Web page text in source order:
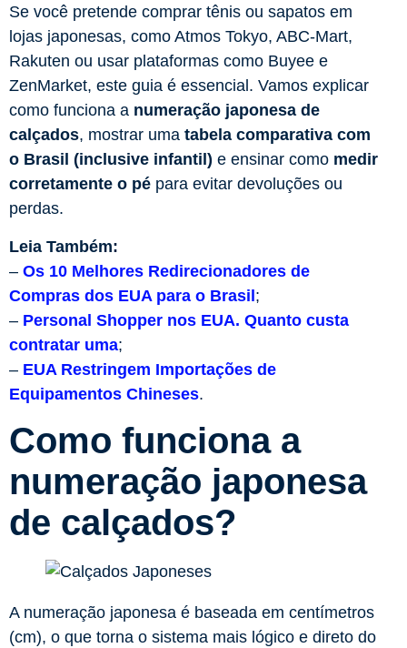
Se você pretende comprar tênis ou sapatos em
lojas japonesas, como Atmos Tokyo, ABC-Mart,
Rakuten ou usar plataformas como Buyee e
ZenMarket, este guia é essencial. Vamos explicar
como funciona a numeração japonesa de
calçados, mostrar uma tabela comparativa com
o Brasil (inclusive infantil) e ensinar como medir
corretamente o pé para evitar devoluções ou
perdas.
Leia Também:
– Os 10 Melhores Redirecionadores de
Compras dos EUA para o Brasil ;
– Personal Shopper nos EUA. Quanto custa
contratar uma;
– EUA Restringem Importações de
Equipamentos Chineses.
Como funciona a
numeração japonesa
de calçados?
A numeração japonesa é baseada em centímetros
(cm), o que torna o sistema mais lógico e direto do